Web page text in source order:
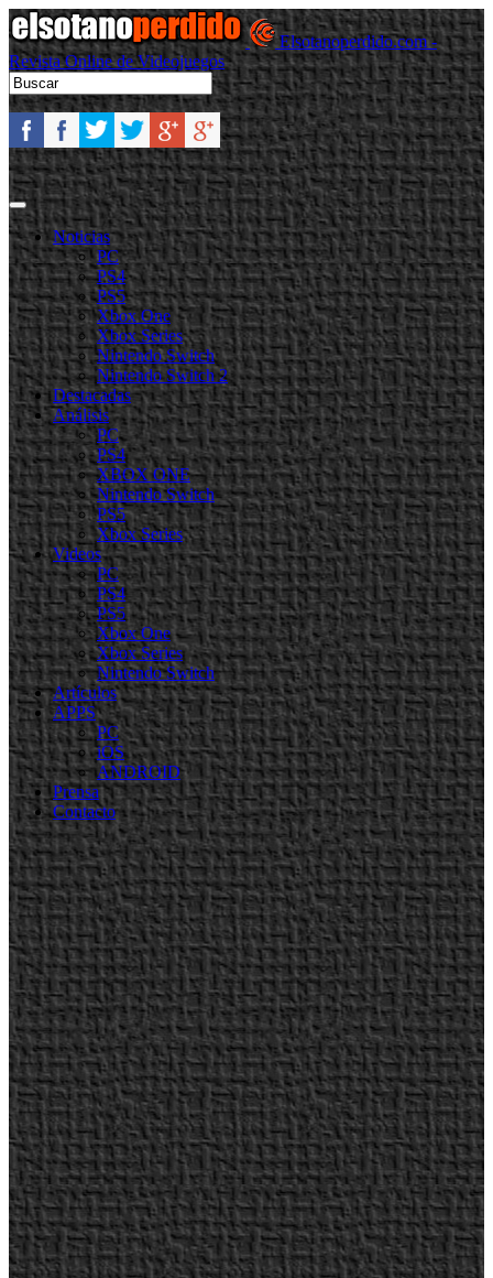
Elsotanoperdido.com -
Revista Online de Videojuegos
Noticias
PC
PS4
PS5
Xbox One
Xbox Series
Nintendo Switch
Nintendo Switch 2
Destacadas
Análisis
PC
PS4
XBOX ONE
Nintendo Switch
PS5
Xbox Series
Videos
PC
PS4
PS5
Xbox One
Xbox Series
Nintendo Switch
Artículos
APPS
PC
iOS
ANDROID
Prensa
Contacto